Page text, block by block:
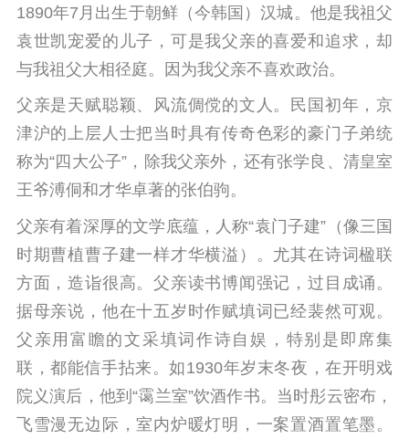
1890年7月出生于朝鲜（今韩国）汉城。他是我祖父
袁世凯宠爱的儿子，可是我父亲的喜爱和追求，却
与我祖父大相径庭。因为我父亲不喜欢政治。
父亲是天赋聪颖、风流倜傥的文人。民国初年，京
津沪的上层人士把当时具有传奇色彩的豪门子弟统
称为“四大公子”，除我父亲外，还有张学良、清皇室
王爷溥侗和才华卓著的张伯驹。
父亲有着深厚的文学底蕴，人称“袁门子建”（像三国
时期曹植曹子建一样才华横溢）。尤其在诗词楹联
方面，造诣很高。父亲读书博闻强记，过目成诵。
据母亲说，他在十五岁时作赋填词已经裴然可观。
父亲用富瞻的文采填词作诗自娱，特别是即席集
联，都能信手拈来。如1930年岁末冬夜，在开明戏
院义演后，他到“霭兰室”饮酒作书。 当时彤云密布，
飞雪漫无边际，室内炉暖灯明，一案置酒置笔墨。